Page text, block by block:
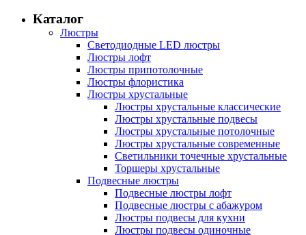
Каталог
Люстры
Светодиодные LED люстры
Люстры лофт
Люстры припотолочные
Люстры флористика
Люстры хрустальные
Люстры хрустальные классические
Люстры хрустальные подвесы
Люстры хрустальные потолочные
Люстры хрустальные современные
Светильники точечные хрустальные
Торшеры хрустальные
Подвесные люстры
Подвесные люстры лофт
Подвесные люстры с абажуром
Люстры подвесы для кухни
Люстры подвесы одиночные